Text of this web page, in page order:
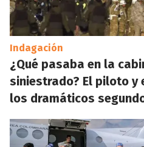
Indagación
¿Qué pasaba en la
siniestrado? El piloto
los dramáticos